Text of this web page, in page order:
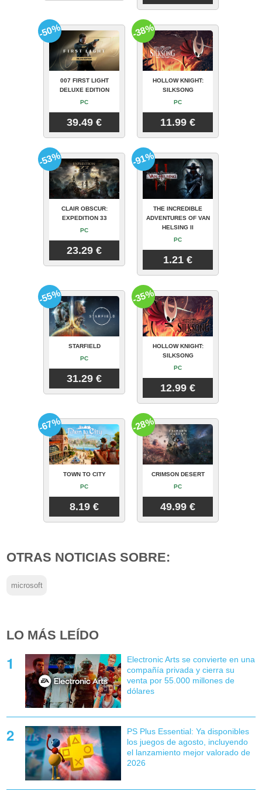
007 FIRST LIGHT
DELUXE EDITION
PC
39.49 €
-50%
HOLLOW KNIGHT:
SILKSONG
PC
11.99 €
-38%
CLAIR OBSCUR:
EXPEDITION 33
PC
23.29 €
-53%
THE INCREDIBLE
ADVENTURES OF VAN
HELSING II
PC
1.21 €
-91%
STARFIELD
PC
31.29 €
-55%
HOLLOW KNIGHT:
SILKSONG
PC
12.99 €
-35%
TOWN TO CITY
PC
8.19 €
-67%
CRIMSON DESERT
PC
49.99 €
-28%
OTRAS NOTICIAS SOBRE:
microsoft
LO MÁS LEÍDO
Electronic Arts se convierte en una
compañía privada y cierra su
venta por 55.000 millones de
dólares
PS Plus Essential: Ya disponibles
los juegos de agosto, incluyendo
el lanzamiento mejor valorado de
2026